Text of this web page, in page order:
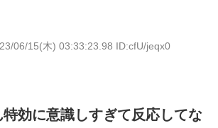
06/15(木) 03:33:23.98 ID:cfU/jeqx0
効に意識しすぎて反応してな